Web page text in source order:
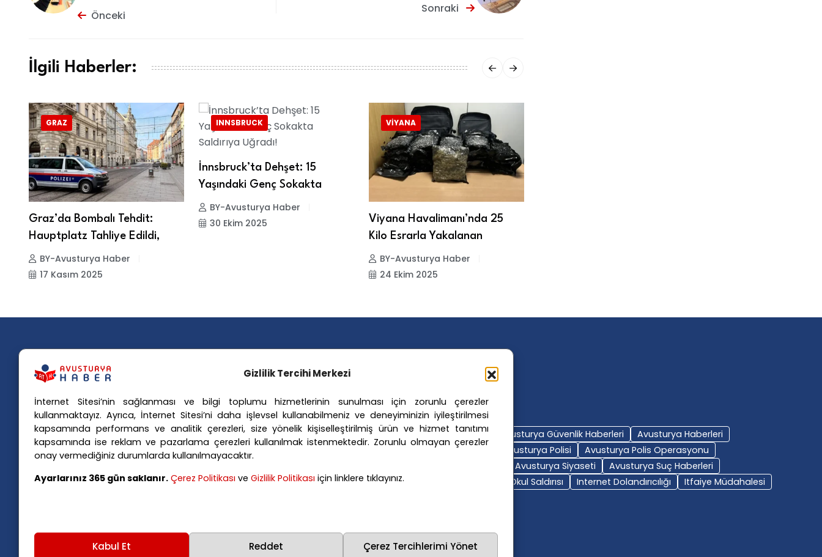
Gizlilik Tercihi Merkezi
İnternet Sitesi’nin sağlanması ve bilgi toplumu hizmetlerinin sunulması için zorunlu çerezler
kullanmaktayız. Ayrıca, İnternet Sitesi’ni daha işlevsel kullanabilmeniz ve deneyiminizin iyileştirilmesi
kapsamında performans ve analitik çerezleri, size yönelik kişiselleştirilmiş ürün ve hizmet tanıtımı
kapsamında ise reklam ve pazarlama çerezleri kullanılmak istenmektedir. Zorunlu olmayan çerezler
onay vermediğiniz durumlarda kullanılmayacaktır.
Ayarlarınız 365 gün saklanır. Çerez Politikası ve Gizlilik Politikası için linklere tıklayınız.
Kabul Et Reddet Çerez Tercihlerimi Yönet
Önceki
Sonraki
İlgili Haberler:
GRAZ
Graz’da Bombalı Tehdit:
Hauptplatz Tahliye Edildi,
BY-Avusturya Haber
17 Kasım 2025
INNSBRUCK
İnnsbruck’ta Dehşet: 15
Yaşındaki Genç Sokakta
BY-Avusturya Haber
30 Ekim 2025
VIYANA
Viyana Havalimanı’nda 25
Kilo Esrarla Yakalanan
BY-Avusturya Haber
24 Ekim 2025
Avusturya basınındaki haberleri
anında Türkçe'ye çevirerek,
gündemini ana dillerinde takip
Popüler Etiketler
Avusturya Adalet Sistemi Avusturya Eğitim Sistemi Avusturya Güvenlik Haberleri
Avusturya Haberleri
Avusturya Içişleri Bakanlığı Avusturya Polisi
Avusturya Polis Operasyonu
Avusturya Siyaseti
Avusturya Suç Haberleri
Avusturya Trafik Haberleri
Donald Trump Graz Okul Saldırısı Internet Dolandırıcılığı
Itfaiye Müdahalesi